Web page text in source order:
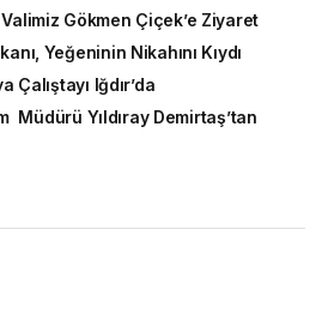
Gökmen Çiçek’e Ziyaret
Yeğeninin Nikahını Kıydı
Çalıştayı Iğdır’da
Müdürü Yıldıray Demirtaş’tan